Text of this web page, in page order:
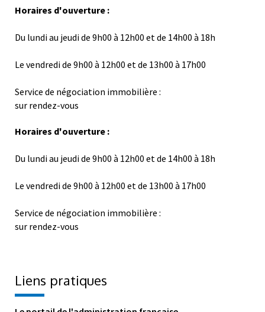
Du lundi au jeudi de 9h00 à 12h00 et de 14h00 à 18h
Le vendredi de 9h00 à 12h00 et de 13h00 à 17h00
Service de négociation immobilière :
sur rendez-vous
Horaires d'ouverture :
Du lundi au jeudi de 9h00 à 12h00 et de 14h00 à 18h
Le vendredi de 9h00 à 12h00 et de 13h00 à 17h00
Service de négociation immobilière :
Le portail de l'administration française